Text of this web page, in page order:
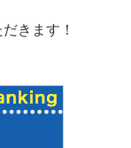
きます！